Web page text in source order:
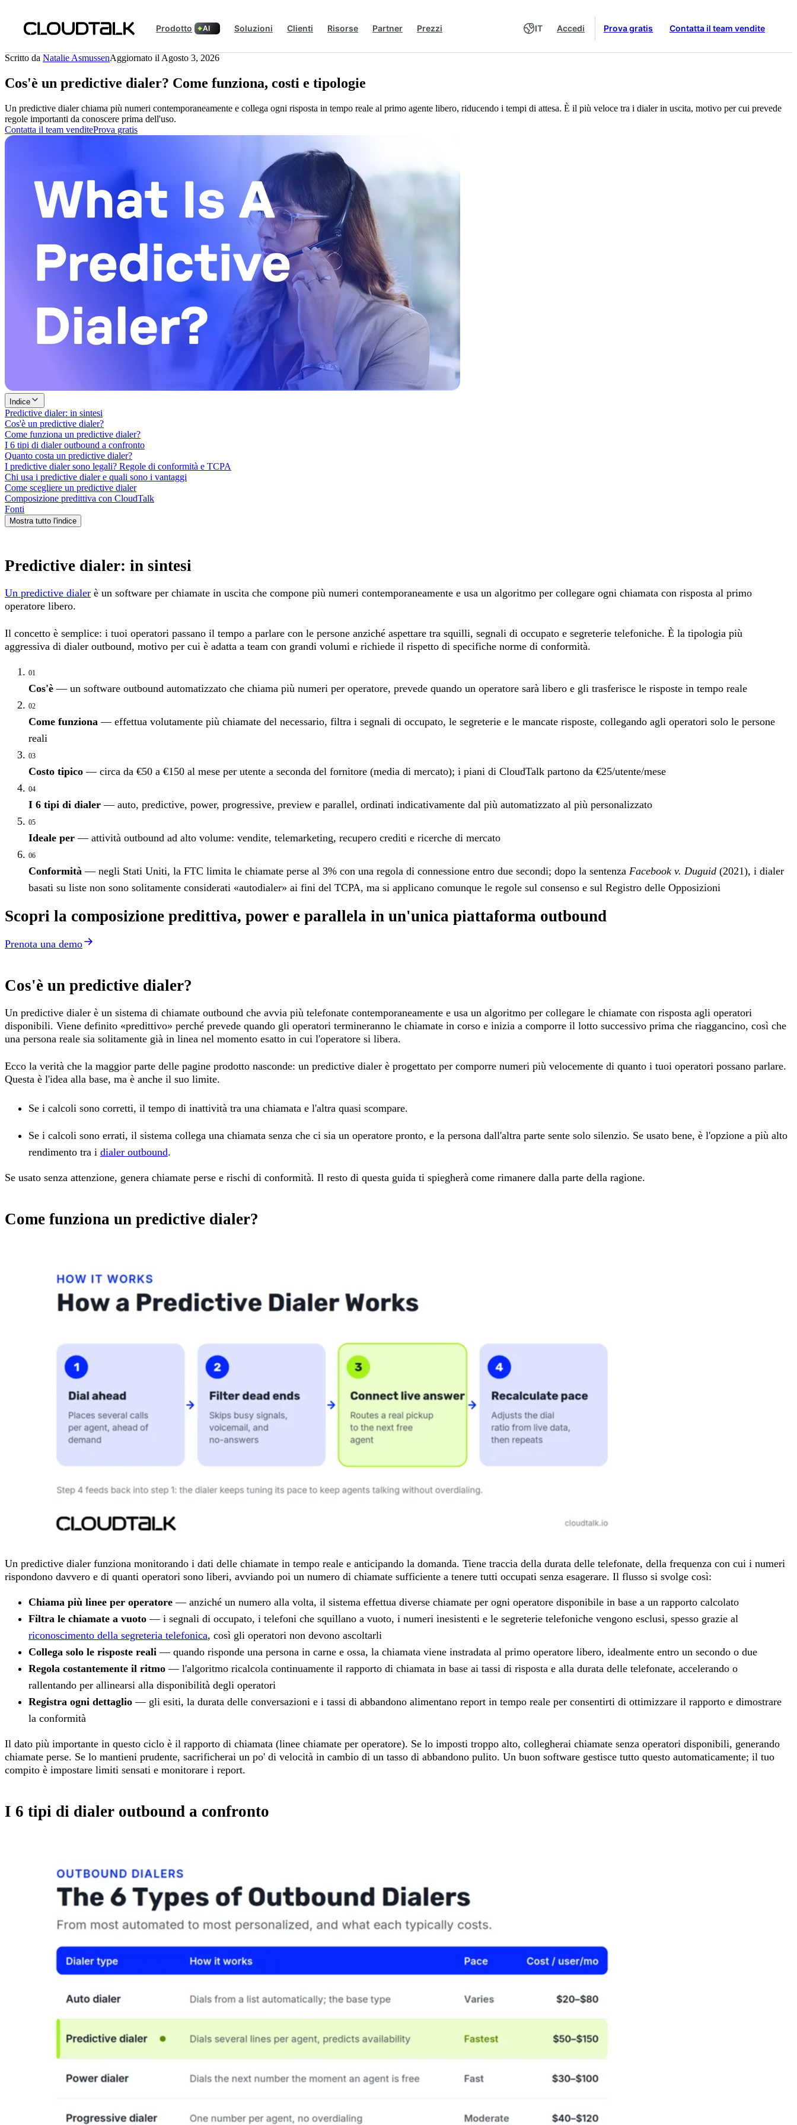
Prodotto AI Soluzioni Clienti Risorse Partner Prezzi IT Accedi Prova gratis Contatta il team vendite
Scritto da Natalie AsmussenAggiornato il Agosto 3, 2026
Cos'è un predictive dialer? Come funziona, costi e tipologie
Un predictive dialer chiama più numeri contemporaneamente e collega ogni risposta in tempo reale al primo agente libero, riducendo i tempi di attesa. È il più veloce tra i dialer in uscita, motivo per cui prevede
regole importanti da conoscere prima dell'uso.
Contatta il team venditeProva gratis
Indice
Predictive dialer: in sintesi
Cos'è un predictive dialer?
Come funziona un predictive dialer?
I 6 tipi di dialer outbound a confronto
Quanto costa un predictive dialer?
I predictive dialer sono legali? Regole di conformità e TCPA
Chi usa i predictive dialer e quali sono i vantaggi
Come scegliere un predictive dialer
Composizione predittiva con CloudTalk
Fonti
Mostra tutto l'indice
Predictive dialer: in sintesi
Un predictive dialer è un software per chiamate in uscita che compone più numeri contemporaneamente e usa un algoritmo per collegare ogni chiamata con risposta al primo
operatore libero.
Il concetto è semplice: i tuoi operatori passano il tempo a parlare con le persone anziché aspettare tra squilli, segnali di occupato e segreterie telefoniche. È la tipologia più
aggressiva di dialer outbound, motivo per cui è adatta a team con grandi volumi e richiede il rispetto di specifiche norme di conformità.
01
Cos'è — un software outbound automatizzato che chiama più numeri per operatore, prevede quando un operatore sarà libero e gli trasferisce le risposte in tempo reale
02
Come funziona — effettua volutamente più chiamate del necessario, filtra i segnali di occupato, le segreterie e le mancate risposte, collegando agli operatori solo le persone
reali
03
Costo tipico — circa da €50 a €150 al mese per utente a seconda del fornitore (media di mercato); i piani di CloudTalk partono da €25/utente/mese
04
I 6 tipi di dialer — auto, predictive, power, progressive, preview e parallel, ordinati indicativamente dal più automatizzato al più personalizzato
05
Ideale per — attività outbound ad alto volume: vendite, telemarketing, recupero crediti e ricerche di mercato
06
Conformità — negli Stati Uniti, la FTC limita le chiamate perse al 3% con una regola di connessione entro due secondi; dopo la sentenza Facebook v. Duguid (2021), i dialer
basati su liste non sono solitamente considerati «autodialer» ai fini del TCPA, ma si applicano comunque le regole sul consenso e sul Registro delle Opposizioni
Scopri la composizione predittiva, power e parallela in un'unica piattaforma outbound
Prenota una demo
Cos'è un predictive dialer?
Un predictive dialer è un sistema di chiamate outbound che avvia più telefonate contemporaneamente e usa un algoritmo per collegare le chiamate con risposta agli operatori
disponibili. Viene definito «predittivo» perché prevede quando gli operatori termineranno le chiamate in corso e inizia a comporre il lotto successivo prima che riaggancino, così che
una persona reale sia solitamente già in linea nel momento esatto in cui l'operatore si libera.
Ecco la verità che la maggior parte delle pagine prodotto nasconde: un predictive dialer è progettato per comporre numeri più velocemente di quanto i tuoi operatori possano parlare.
Questa è l'idea alla base, ma è anche il suo limite.
Se i calcoli sono corretti, il tempo di inattività tra una chiamata e l'altra quasi scompare.
Se i calcoli sono errati, il sistema collega una chiamata senza che ci sia un operatore pronto, e la persona dall'altra parte sente solo silenzio. Se usato bene, è l'opzione a più alto
rendimento tra i dialer outbound.
Se usato senza attenzione, genera chiamate perse e rischi di conformità. Il resto di questa guida ti spiegherà come rimanere dalla parte della ragione.
Come funziona un predictive dialer?
Un predictive dialer funziona monitorando i dati delle chiamate in tempo reale e anticipando la domanda. Tiene traccia della durata delle telefonate, della frequenza con cui i numeri
rispondono davvero e di quanti operatori sono liberi, avviando poi un numero di chiamate sufficiente a tenere tutti occupati senza esagerare. Il flusso si svolge così:
Chiama più linee per operatore — anziché un numero alla volta, il sistema effettua diverse chiamate per ogni operatore disponibile in base a un rapporto calcolato
Filtra le chiamate a vuoto — i segnali di occupato, i telefoni che squillano a vuoto, i numeri inesistenti e le segreterie telefoniche vengono esclusi, spesso grazie al
riconoscimento della segreteria telefonica, così gli operatori non devono ascoltarli
Collega solo le risposte reali — quando risponde una persona in carne e ossa, la chiamata viene instradata al primo operatore libero, idealmente entro un secondo o due
Regola costantemente il ritmo — l'algoritmo ricalcola continuamente il rapporto di chiamata in base ai tassi di risposta e alla durata delle telefonate, accelerando o
rallentando per allinearsi alla disponibilità degli operatori
Registra ogni dettaglio — gli esiti, la durata delle conversazioni e i tassi di abbandono alimentano report in tempo reale per consentirti di ottimizzare il rapporto e dimostrare
la conformità
Il dato più importante in questo ciclo è il rapporto di chiamata (linee chiamate per operatore). Se lo imposti troppo alto, collegherai chiamate senza operatori disponibili, generando
chiamate perse. Se lo mantieni prudente, sacrificherai un po' di velocità in cambio di un tasso di abbandono pulito. Un buon software gestisce tutto questo automaticamente; il tuo
compito è impostare limiti sensati e monitorare i report.
I 6 tipi di dialer outbound a confronto